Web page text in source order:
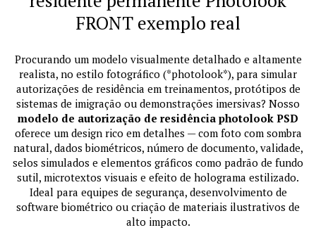
FRONT exemplo real
Procurando um modelo visualmente detalhado e altamente
realista, no estilo fotográfico (*photolook*), para simular
autorizações de residência em treinamentos, protótipos de
sistemas de imigração ou demonstrações imersivas? Nosso
modelo de autorização de residência photolook PSD
oferece um design rico em detalhes — com foto com sombra
natural, dados biométricos, número de documento, validade,
selos simulados e elementos gráficos como padrão de fundo
sutil, microtextos visuais e efeito de holograma estilizado.
Ideal para equipes de segurança, desenvolvimento de
software biométrico ou criação de materiais ilustrativos de
alto impacto.